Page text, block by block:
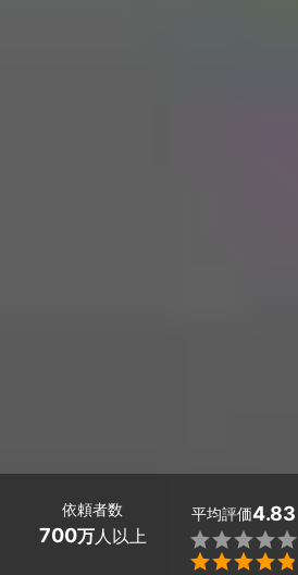
依頼者数
700万人以上
平均評価4.83

